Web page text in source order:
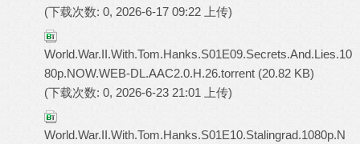
(下载次数: 0, 2026-6-17 09:22 上传)
World.War.II.With.Tom.Hanks.S01E09.Secrets.And.Lies.10
80p.NOW.WEB-DL.AAC2.0.H.26.torrent (20.82 KB)
(下载次数: 0, 2026-6-23 21:01 上传)
World.War.II.With.Tom.Hanks.S01E10.Stalingrad.1080p.N